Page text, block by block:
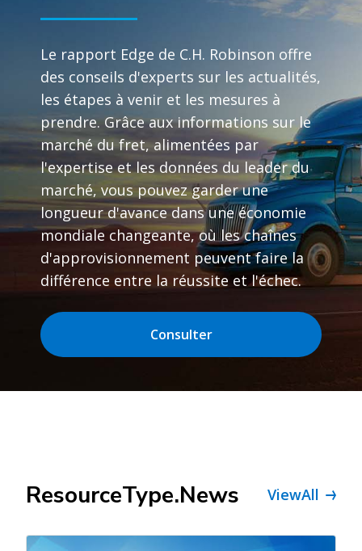
Le rapport Edge de C.H. Robinson offre
des conseils d'experts sur les actualités,
les étapes à venir et les mesures à
prendre. Grâce aux informations sur le
marché du fret, alimentées par
l'expertise et les données du leader du
marché, vous pouvez garder une
longueur d'avance dans une économie
mondiale changeante, où les chaînes
d'approvisionnement peuvent faire la
différence entre la réussite et l'échec.
Consulter
ResourceType.News ViewAll